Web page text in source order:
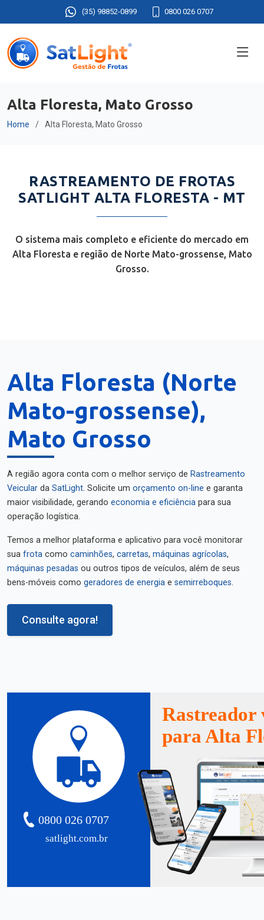
(35) 98852-0899 0800 026 0707
Alta Floresta, Mato Grosso
Home Alta Floresta, Mato Grosso
RASTREAMENTO DE FROTAS
SATLIGHT ALTA FLORESTA - MT
O sistema mais completo e eficiente do mercado em
Alta Floresta e região de Norte Mato-grossense, Mato
Grosso.
Alta Floresta (Norte
Mato-grossense),
Mato Grosso
A região agora conta com o melhor serviço de Rastreamento
Veicular da SatLight. Solicite um orçamento on-line e garanta
maior visibilidade, gerando economia e eficiência para sua
operação logística.
Temos a melhor plataforma e aplicativo para você monitorar
sua frota como caminhões, carretas, máquinas agrícolas,
máquinas pesadas ou outros tipos de veículos, além de seus
bens-móveis como geradores de energia e semirreboques.
Consulte agora!
satlight.com.br
0800 026 0707
Rastreador
para Alta